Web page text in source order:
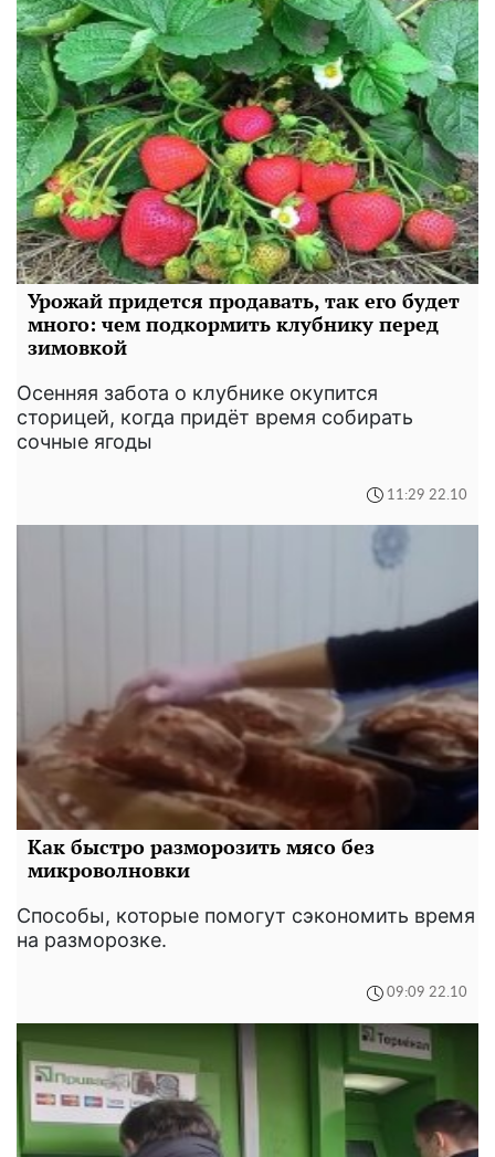
Урожай придется продавать, так его будет
много: чем подкормить клубнику перед
зимовкой
Осенняя забота о клубнике окупится
сторицей, когда придёт время собирать
сочные ягоды
11:29 22.10
Как быстро разморозить мясо без
микроволновки
Способы, которые помогут сэкономить время
на разморозке.
09:09 22.10